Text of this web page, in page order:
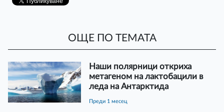
ОЩЕ ПО ТЕМАТА
Наши полярници откриха
метагеном на лактобацили в
леда на Антарктида
преди 1 месец